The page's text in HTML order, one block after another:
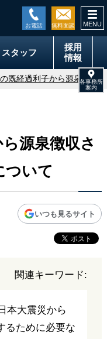
スタッフ
採用
情報
既経過利子から源泉徴収
源泉徴収さ
ついて
いつも見るサイト
関連キーワード:
本大震災から
るために必要な